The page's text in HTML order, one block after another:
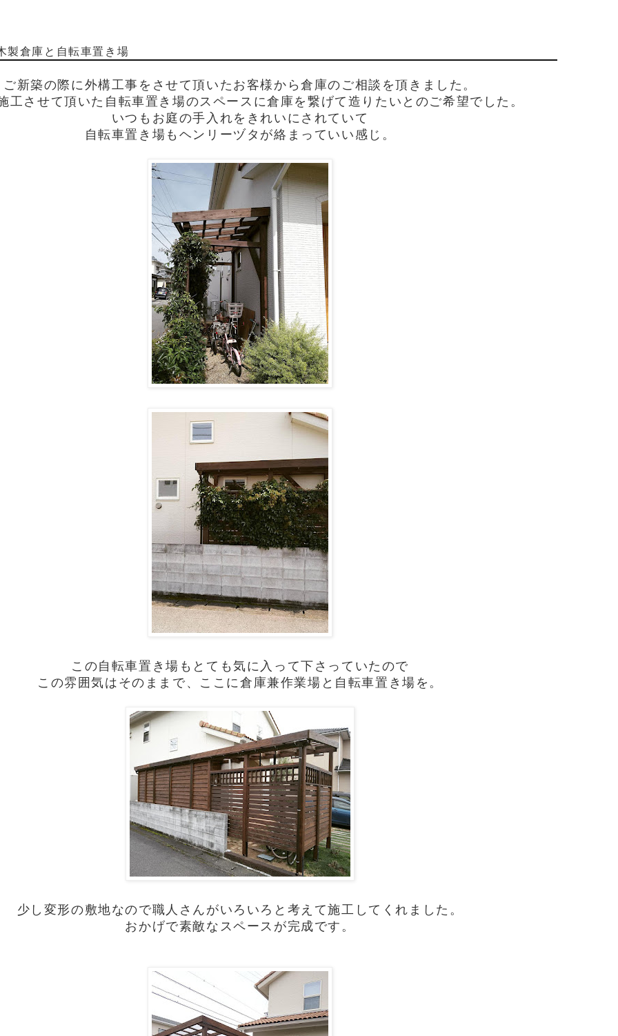
製倉庫と自転車置き場
ご新築の際に外構工事をさせて頂いたお客様から倉庫のご相談を頂きました。
工させて頂いた自転車置き場のスペースに倉庫を繋げて造りたいとのご希望でした。
いつもお庭の手入れをきれいにされていて
自転車置き場もヘンリーヅタが絡まっていい感じ。
この自転車置き場もとても気に入って下さっていたので
この雰囲気はそのままで、ここに倉庫兼作業場と自転車置き場を。
少し変形の敷地なので職人さんがいろいろと考えて施工してくれました。
おかげで素敵なスペースが完成です。